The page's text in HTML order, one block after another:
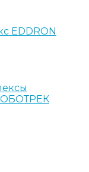
EDDRON